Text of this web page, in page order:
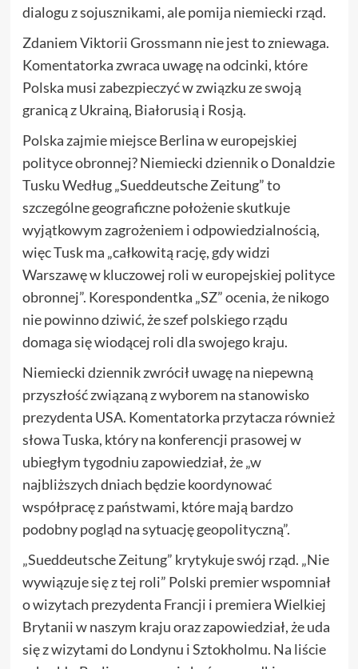
dialogu z sojusznikami, ale pomija niemiecki rząd.
Zdaniem Viktorii Grossmann nie jest to zniewaga.
Komentatorka zwraca uwagę na odcinki, które
Polska musi zabezpieczyć w związku ze swoją
granicą z Ukrainą, Białorusią i Rosją.
Polska zajmie miejsce Berlina w europejskiej
polityce obronnej? Niemiecki dziennik o Donaldzie
Tusku Według „Sueddeutsche Zeitung” to
szczególne geograficzne położenie skutkuje
wyjątkowym zagrożeniem i odpowiedzialnością,
więc Tusk ma „całkowitą rację, gdy widzi
Warszawę w kluczowej roli w europejskiej polityce
obronnej”. Korespondentka „SZ” ocenia, że nikogo
nie powinno dziwić, że szef polskiego rządu
domaga się wiodącej roli dla swojego kraju.
Niemiecki dziennik zwrócił uwagę na niepewną
przyszłość związaną z wyborem na stanowisko
prezydenta USA. Komentatorka przytacza również
słowa Tuska, który na konferencji prasowej w
ubiegłym tygodniu zapowiedział, że „w
najbliższych dniach będzie koordynować
współpracę z państwami, które mają bardzo
podobny pogląd na sytuację geopolityczną”.
„Sueddeutsche Zeitung” krytykuje swój rząd. „Nie
wywiązuje się z tej roli” Polski premier wspomniał
o wizytach prezydenta Francji i premiera Wielkiej
Brytanii w naszym kraju oraz zapowiedział, że uda
się z wizytami do Londynu i Sztokholmu. Na liście